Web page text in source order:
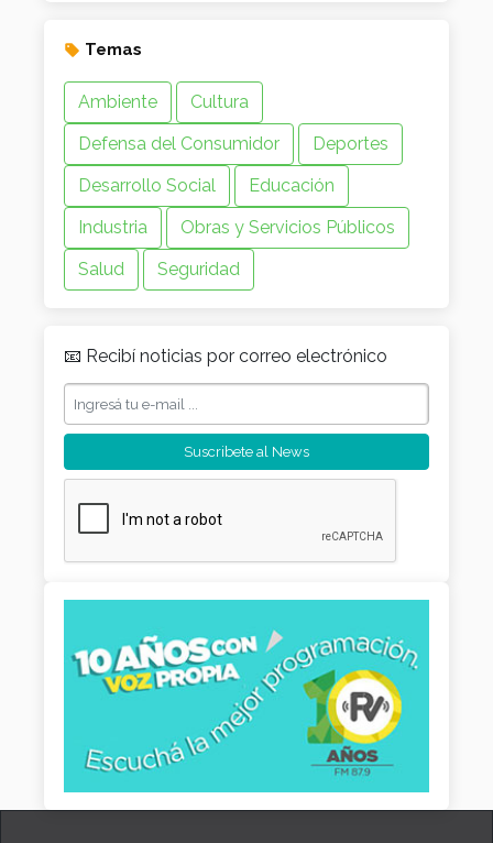
Temas
Ambiente
Cultura
Defensa del Consumidor
Deportes
Desarrollo Social
Educación
Industria
Obras y Servicios Públicos
Salud
Seguridad
📧 Recibí noticias por correo electrónico